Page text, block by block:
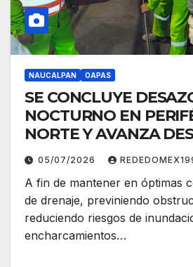
NAUCALPAN OAPAS
SE CONCLUYE
NOCTURNO EN
NORTE Y AVANZA
PREVENTIVO EN LAS
DE NAUCALPAN
05/07/2026
A fin de mantener en óptimas
de drenaje, previniendo
reduciendo riesgos de
encharcamientos…